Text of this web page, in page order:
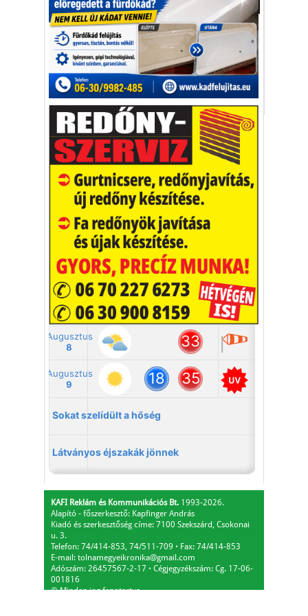
Autó-Motor
Észak-Amerikában a 3 üléssoros Mazda
CX-90-eshez csatlakozik kis testvérként a
CX-70-es.
CX70 CX90 Mazda plug-in hibrid
Kaktusz
Vakációs őrület
A nyaralás extrém
helyzeteket teremt, nagyon
sokan kalandot, kihívást
keresnek.
Vélemény rovat cikkei
Újságlapozó
A nagyvilág képekben
KAFI Reklám és Kommunikációs Bt. 1993-2026.
Alapító - főszerkesztő: Kapfinger András
Kiadó és szerkesztőség címe: 7100 Szekszárd, Csokonai
u. 3.
Telefon: 74/414-853, 74/511-709 ⋅ Fax: 74/414-853
E-mail: tolnamegyeikronika@gmail.com
Adószám: 26457567-2-17 ⋅ Cégjegyzékszám: Cg. 17-06-
001816
© Minden jog fenntartva.